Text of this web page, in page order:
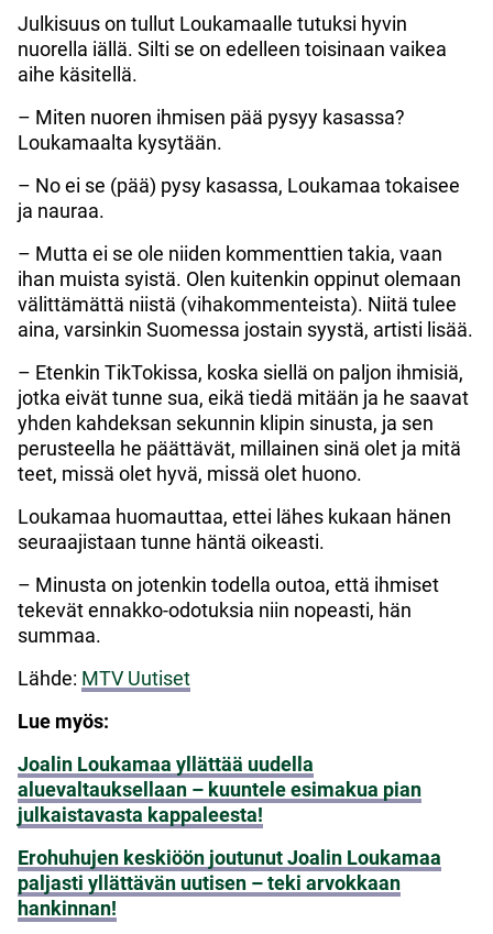
Julkisuus on tullut Loukamaalle tutuksi hyvin
nuorella iällä. Silti se on edelleen toisinaan vaikea
aihe käsitellä.
– Miten nuoren ihmisen pää pysyy kasassa?
Loukamaalta kysytään.
– No ei se (pää) pysy kasassa, Loukamaa tokaisee
ja nauraa.
– Mutta ei se ole niiden kommenttien takia, vaan
ihan muista syistä. Olen kuitenkin oppinut olemaan
välittämättä niistä (vihakommenteista). Niitä tulee
aina, varsinkin Suomessa jostain syystä, artisti lisää.
– Etenkin TikTokissa, koska siellä on paljon ihmisiä,
jotka eivät tunne sua, eikä tiedä mitään ja he saavat
yhden kahdeksan sekunnin klipin sinusta, ja sen
perusteella he päättävät, millainen sinä olet ja mitä
teet, missä olet hyvä, missä olet huono.
Loukamaa huomauttaa, ettei lähes kukaan hänen
seuraajistaan tunne häntä oikeasti.
– Minusta on jotenkin todella outoa, että ihmiset
tekevät ennakko-odotuksia niin nopeasti, hän
summaa.
Lähde: MTV Uutiset
Lue myös:
Joalin Loukamaa yllättää uudella
aluevaltauksellaan – kuuntele esimakua pian
julkaistavasta kappaleesta!
Erohuhujen keskiöön joutunut Joalin Loukamaa
paljasti yllättävän uutisen – teki arvokkaan
hankinnan!